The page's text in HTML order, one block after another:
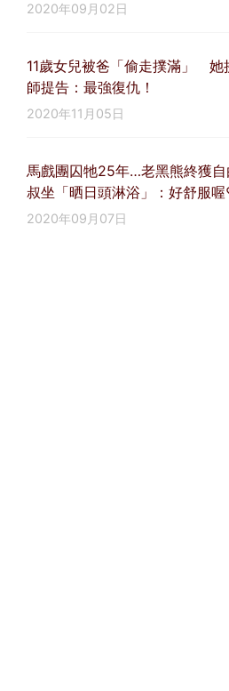
2020年09月02日
11歲女兒被爸「偷走撲滿」 她
師提告：最強復仇！
2020年11月05日
馬戲團囚牠25年…老黑熊終獲
叔坐「晒日頭淋浴」：好舒服
2020年09月07日